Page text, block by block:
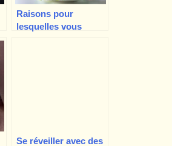
Raisons pour
lesquelles vous
Se réveiller avec des